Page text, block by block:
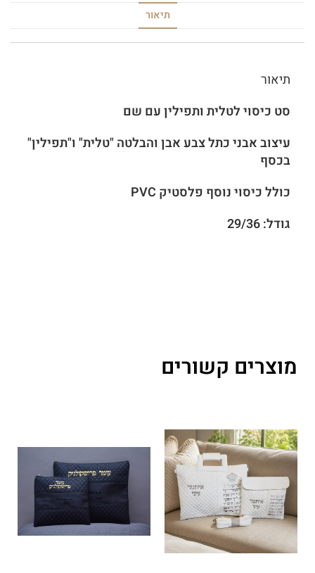
תיאור
תיאור
סט כיסוי לטלית ותפילין עם שם
עיצוב אבני כתל צבע אבן והבלטה "טלית" ו"תפילין"
בכסף
כולל כיסוי נוסף פלסטיק PVC
גודל: 29/36
מוצרים קשורים